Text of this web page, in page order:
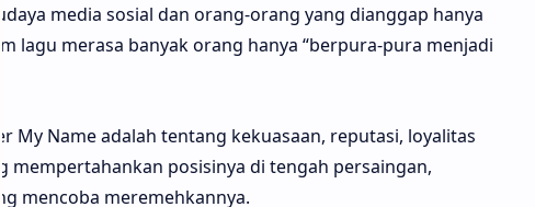
media sosial dan orang-orang yang dianggap hanya
lagu merasa banyak orang hanya “berpura-pura menjadi
My Name adalah tentang kekuasaan, reputasi, loyalitas
mempertahankan posisinya di tengah persaingan,
mencoba meremehkannya.